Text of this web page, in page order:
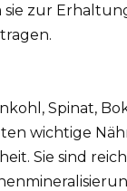
sie zur
Spinat,
wichtige
Sie sind